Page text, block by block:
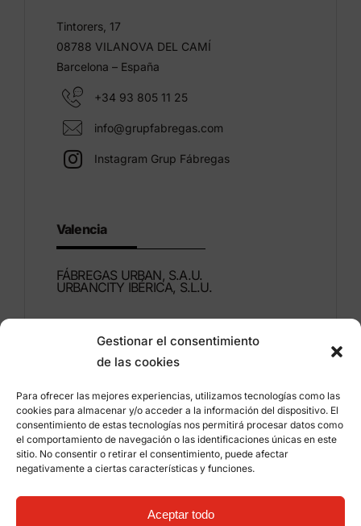
Gestionar el consentimiento
de las cookies
Para ofrecer las mejores experiencias, utilizamos tecnologías como las
cookies para almacenar y/o acceder a la información del dispositivo. El
consentimiento de estas tecnologías nos permitirá procesar datos como
el comportamiento de navegación o las identificaciones únicas en este
sitio. No consentir o retirar el consentimiento, puede afectar
negativamente a ciertas características y funciones.
Aceptar todo
Tintorers, 17
08788 VILANOVA DEL CAMÍ
Barcelona – España
+34 93 805 11 25
info@grupfabregas.com
Instagram Grup Fábregas
Valencia
FÁBREGAS URBAN, S.A.U.
URBANCITY IBÉRICA, S.L.U.
46960 ALDAIA
Valencia – España
+34 96 151 53 44
info@grupfabregas.com
Grup Fábregas
Acceso distribuidores
Aviso legal
Política de privacidad
Información sobre cookies